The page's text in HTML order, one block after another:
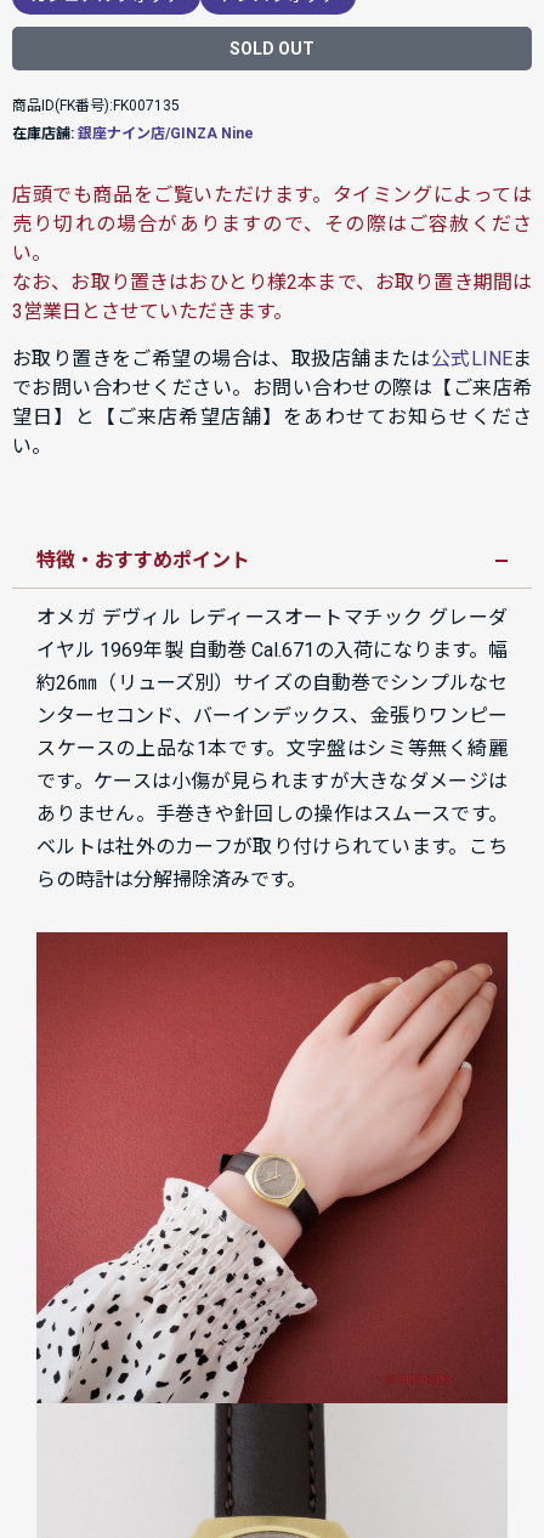
SOLD OUT
商品ID(FK番号):FK007135
在庫店舗: 銀座ナイン店/GINZA Nine
店頭でも商品をご覧いただけます。タイミングによっては
売り切れの場合がありますので、その際はご容赦くださ
い。
なお、お取り置きはおひとり様2本まで、お取り置き期間は
3営業日とさせていただきます。
お取り置きをご希望の場合は、取扱店舗または公式LINEま
でお問い合わせください。お問い合わせの際は【ご来店希
望日】と【ご来店希望店舗】をあわせてお知らせくださ
い。
特徴・おすすめポイント
オメガ デヴィル レディースオートマチック グレーダ
イヤル 1969年製 自動巻 Cal.671の入荷になります。 幅
約26㎜（リューズ別）サイズの自動巻でシンプルなセ
ンターセコンド、バーインデックス、金張りワンピー
スケースの上品な1本です。文字盤はシミ等無く綺麗
です。ケースは小傷が見られますが大きなダメージは
ありません。手巻きや針回しの操作はスムースです。
ベルトは社外のカーフが取り付けられています。こち
らの時計は分解掃除済みです。